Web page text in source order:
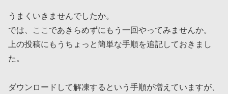
うまくいきませんでしたか。
では、ここであきらめずにもう一回やってみませんか。
上の投稿にもうちょっと簡単な手順を追記しておきまし
た。
ダウンロードして解凍するという手順が増えていますが、